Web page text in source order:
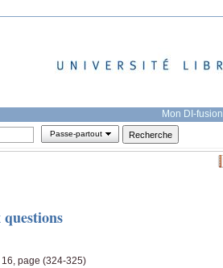
Mon DI-fusion
Passe-partout
page (324-325)